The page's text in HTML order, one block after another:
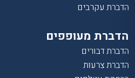
הדברת עקרבים
הדברת מעופפים
הדברת דבורים
הדברת צרעות